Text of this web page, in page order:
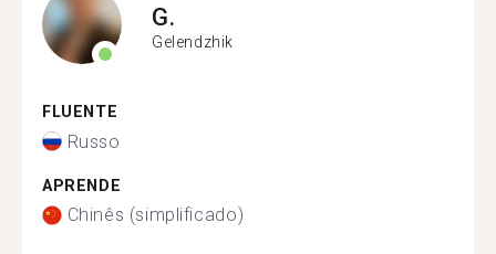
G.
Gelendzhik
FLUENTE
Russo
APRENDE
Chinês (simplificado)